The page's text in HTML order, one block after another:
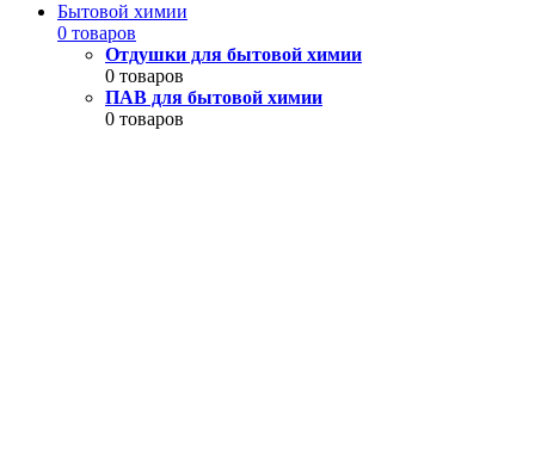
Бытовой химии
0 товаров
Отдушки для бытовой химии
0 товаров
ПАВ для бытовой химии
0 товаров